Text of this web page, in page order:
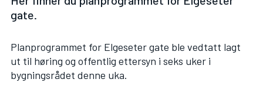
gate.
Planprogrammet for Elgeseter gate ble vedtatt lagt
ut til høring og offentlig ettersyn i seks uker i
bygningsrådet denne uka.